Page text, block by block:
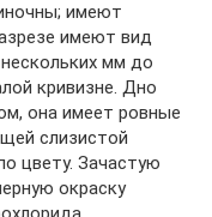
имеют
имеют вид
мм до
кривизне. Дно
она имеет ровные
слизистой
цвету. Зачастую
окраску